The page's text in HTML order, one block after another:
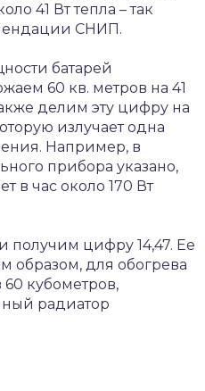
41 Вт тепла – так
СНИП.
батарей
60 кв. метров на 41
делим эту цифру на
излучает одна
Например, в
прибора указано,
в час около 170 Вт
получим цифру 14,47. Ее
образом, для обогрева
кубометров,
радиатор